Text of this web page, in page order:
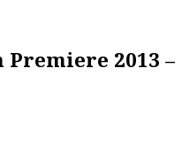
2013 –